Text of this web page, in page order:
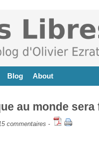
Blog About
au monde sera
commentaires -